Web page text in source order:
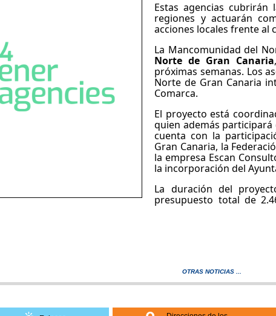
Estas agencias
regiones y actuarán
acciones locales frente al
La Mancomunidad del
Norte de Gran Canaria
próximas semanas. Los
Norte de Gran Canaria
Comarca.
El proyecto está
quien además participará
cuenta con la
Gran Canaria, la
la empresa Escan
la incorporación del
La duración del
presupuesto total de
OTRAS NOTICIAS ...